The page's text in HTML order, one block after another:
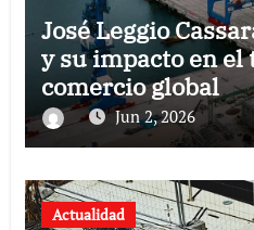
José Leggio
y su impacto en
comercio global
Jun 2, 2026
Actualidad